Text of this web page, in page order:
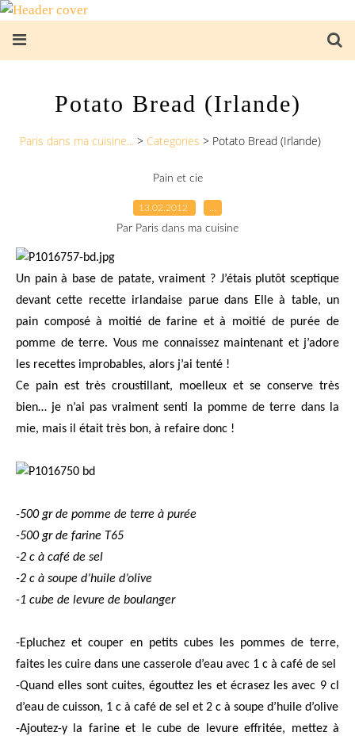
Potato Bread (Irlande)
Paris dans ma cuisine... > Categories > Potato Bread (Irlande)
Pain et cie
13.02.2012
Par Paris dans ma cuisine
Un pain à base de patate, vraiment ? J’étais plutôt sceptique
devant cette recette irlandaise parue dans Elle à table, un
pain composé à moitié de farine et à moitié de purée de
pomme de terre. Vous me connaissez maintenant et j’adore
les recettes improbables, alors j’ai tenté !
Ce pain est très croustillant, moelleux et se conserve très
bien… je n’ai pas vraiment senti la pomme de terre dans la
mie, mais il était très bon, à refaire donc !
-500 gr de pomme de terre à purée
-500 gr de farine T65
-2 c à café de sel
-2 c à soupe d’huile d’olive
-1 cube de levure de boulanger
-Epluchez et couper en petits cubes les pommes de terre,
faites les cuire dans une casserole d’eau avec 1 c à café de sel
-Quand elles sont cuites, égouttez les et écrasez les avec 9 cl
d’eau de cuisson, 1 c à café de sel et 2 c à soupe d’huile d’olive
-Ajoutez-y la farine et le cube de levure effritée, mettez à